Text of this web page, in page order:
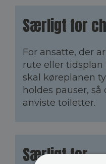
Særligt for
For ansatte, der
rute eller tidsplan
skal køreplanen
holdes pauser,
anviste toiletter.
Særligt for